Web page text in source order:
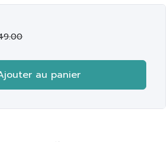
au panier